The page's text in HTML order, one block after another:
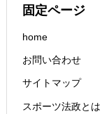
固定ページ
home
お問い合わせ
サイトマップ
スポーツ法政とは